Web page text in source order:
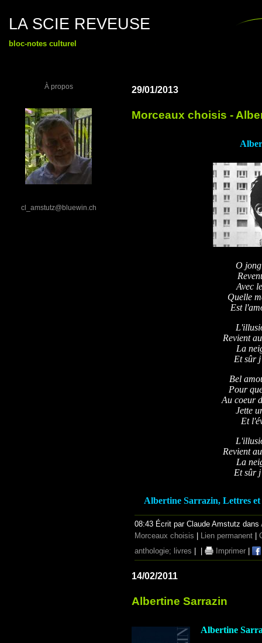
LA SCIE REVEUSE
bloc-notes culturel
À propos
cl_amstutz@bluewin.ch
29/01/2013
Morceaux choisis -
O
Avec
Quelle
Est
Revient
La
Et sûr
Bel
Pour
Au coeur
Jette
Et
Revient
La
Et sûr
Albertine Sarrazin, Lettres et
08:43 Écrit par Claude Amstutz dans
Morceaux choisis
Lien permanent
anthologie; livres
Imprimer
14/02/2011
Albertine Sarrazin
Albertine